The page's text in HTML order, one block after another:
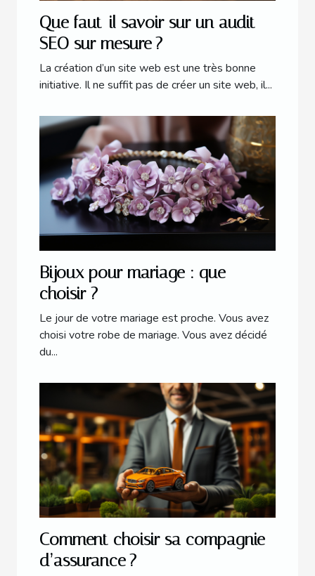
Que faut-il savoir sur un audit
SEO sur mesure ?
La création d’un site web est une très bonne
initiative. Il ne suffit pas de créer un site web, il...
Bijoux pour mariage : que
choisir ?
Le jour de votre mariage est proche. Vous avez
choisi votre robe de mariage. Vous avez décidé
du...
Comment choisir sa compagnie
d’assurance ?